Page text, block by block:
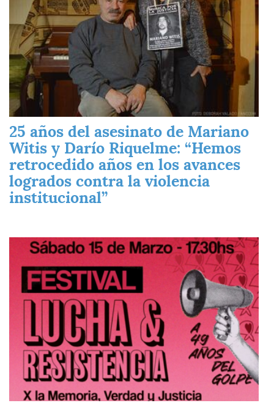
25 años del asesinato de Mariano
Witis y Darío Riquelme: “Hemos
retrocedido años en los avances
logrados contra la violencia
institucional”
Imagen